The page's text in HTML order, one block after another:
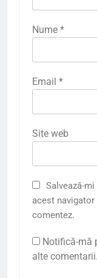
Nume *
Email *
Site web
Salvează-
acest
comentez.
Notifică-mă
alte comentarii.